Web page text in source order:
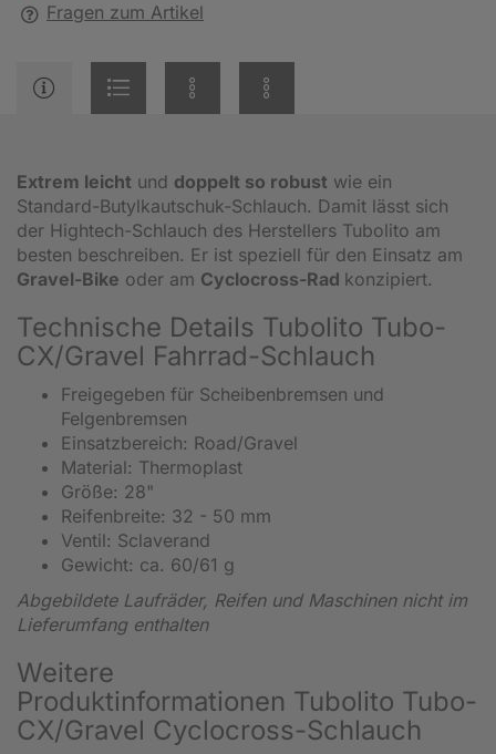
Fragen zum Artikel
Extrem leicht und doppelt so robust wie ein
Standard-Butylkautschuk-Schlauch. Damit lässt sich
der Hightech-Schlauch des Herstellers Tubolito am
besten beschreiben. Er ist speziell für den Einsatz am
Gravel-Bike oder am Cyclocross-Rad konzipiert.
Technische Details Tubolito Tubo-
CX/Gravel Fahrrad-Schlauch
Freigegeben für Scheibenbremsen und
Felgenbremsen
Einsatzbereich: Road/Gravel
Material: Thermoplast
Größe: 28"
Reifenbreite: 32 - 50 mm
Ventil: Sclaverand
Gewicht: ca. 60/61 g
Abgebildete Laufräder, Reifen und Maschinen nicht im
Lieferumfang enthalten
Weitere
Produktinformationen Tubolito Tubo-
CX/Gravel Cyclocross-Schlauch